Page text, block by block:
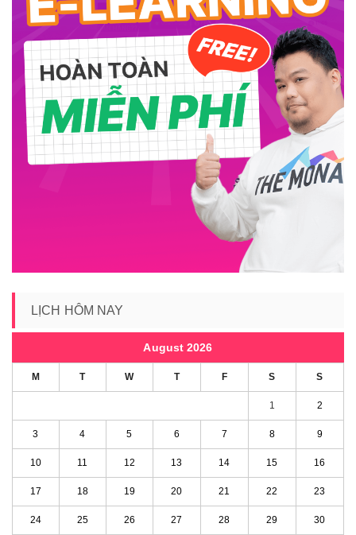
LỊCH HÔM NAY
August 2026
M T W T F S S
1 2
3 4 5 6 7 8 9
10 11 12 13 14 15 16
17 18 19 20 21 22 23
24 25 26 27 28 29 30